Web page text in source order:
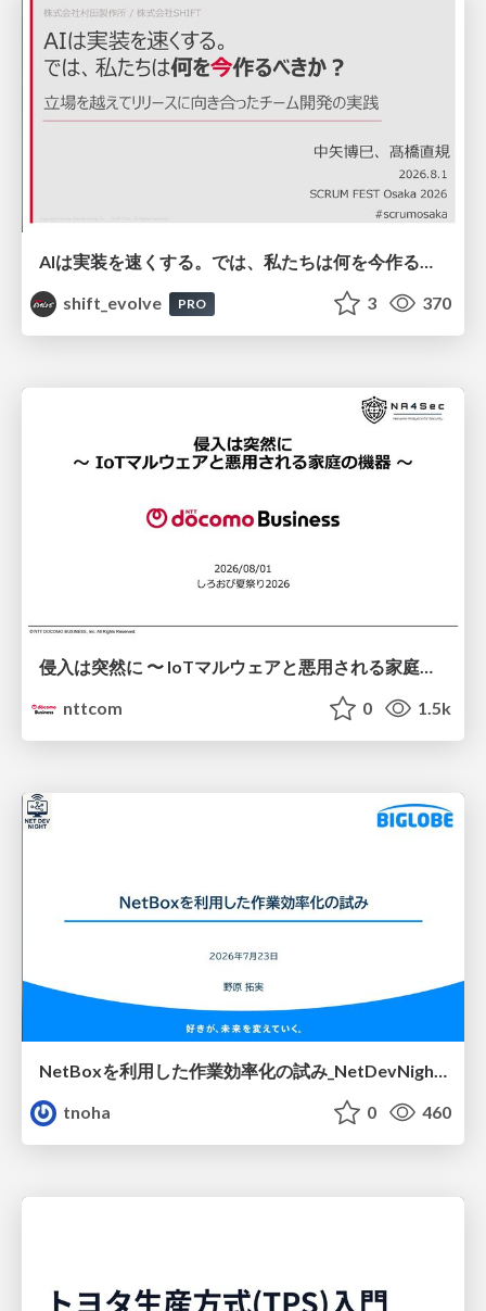
AIは実装を速くする。では、私たちは何を今作るべきか？－立場を越えてリリースに向き合ったチーム開発の実践 / 20260801 Hiromi Nakaya and Naoki Takahashi
shift_evolve
PRO 3 370
nttcom
0 1.5k
NetBoxを利用した作業効率化の試み_NetDevNight4
tnoha
0 460